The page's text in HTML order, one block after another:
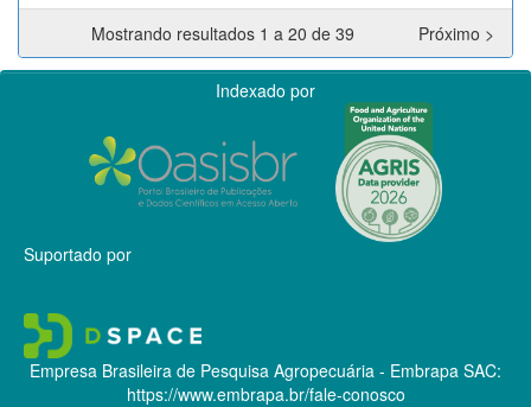
Mostrando resultados 1 a 20 de 39
Próximo >
Indexado por
Suportado por
Empresa Brasileira de Pesquisa Agropecuária - Embrapa SAC:
https://www.embrapa.br/fale-conosco